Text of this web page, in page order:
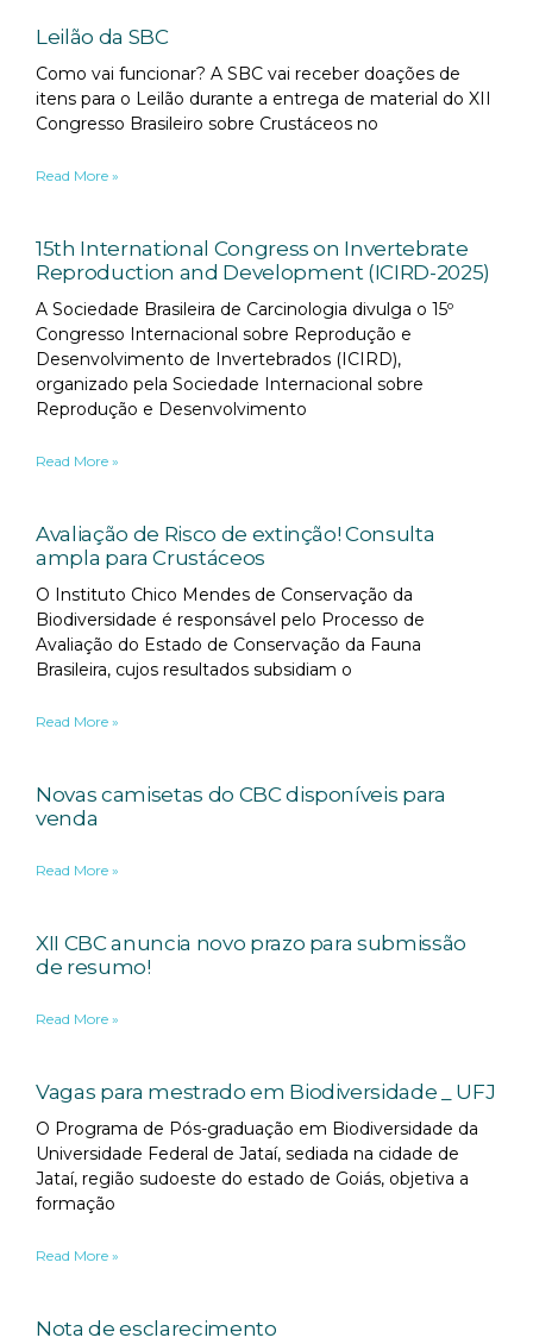
Leilão da SBC
Como vai funcionar? A SBC vai receber doações de
itens para o Leilão durante a entrega de material do XII
Congresso Brasileiro sobre Crustáceos no
Read More »
15th International Congress on Invertebrate
Reproduction and Development (ICIRD-2025)
A Sociedade Brasileira de Carcinologia divulga o 15º
Congresso Internacional sobre Reprodução e
Desenvolvimento de Invertebrados (ICIRD),
organizado pela Sociedade Internacional sobre
Reprodução e Desenvolvimento
Read More »
Avaliação de Risco de extinção! Consulta
ampla para Crustáceos
O Instituto Chico Mendes de Conservação da
Biodiversidade é responsável pelo Processo de
Avaliação do Estado de Conservação da Fauna
Brasileira, cujos resultados subsidiam o
Read More »
Novas camisetas do CBC disponíveis para
venda
Read More »
XII CBC anuncia novo prazo para submissão
de resumo!
Read More »
Vagas para mestrado em Biodiversidade _ UFJ
O Programa de Pós-graduação em Biodiversidade da
Universidade Federal de Jataí, sediada na cidade de
Jataí, região sudoeste do estado de Goiás, objetiva a
formação
Read More »
Nota de esclarecimento